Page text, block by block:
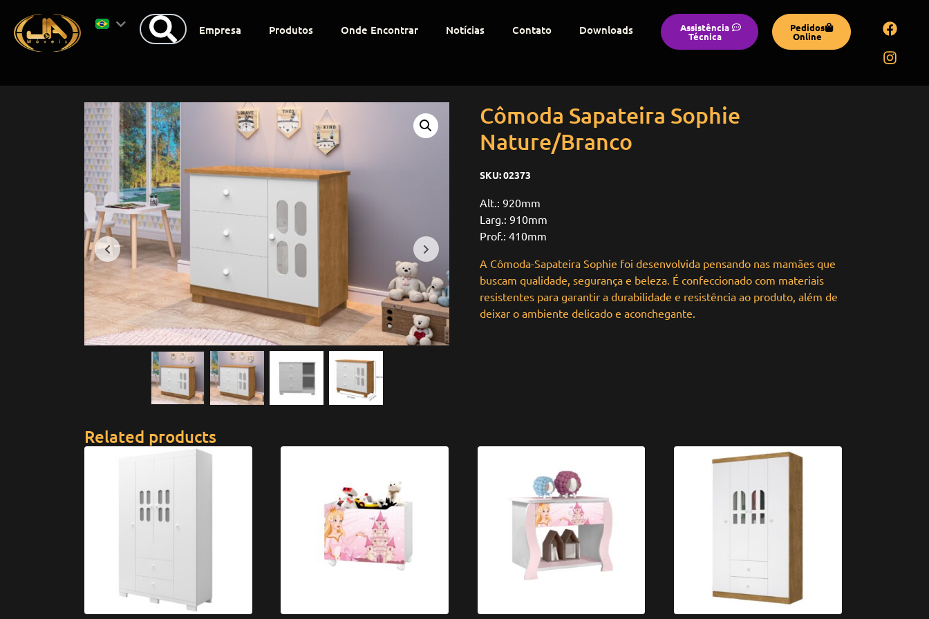
Empresa Produtos Onde Encontrar Notícias Contato Downloads Assistência
Técnica
Pedidos
Online
Cômoda Sapateira Sophie
Nature/Branco
SKU:02373
Alt.: 920mm
Larg.: 910mm
Prof.: 410mm
A Cômoda-Sapateira Sophie foi desenvolvida pensando nas mamães que
buscam qualidade, segurança e beleza. É confeccionado com materiais
resistentes para garantir a durabilidade e resistência ao produto, além de
deixar o ambiente delicado e aconchegante.
Related products